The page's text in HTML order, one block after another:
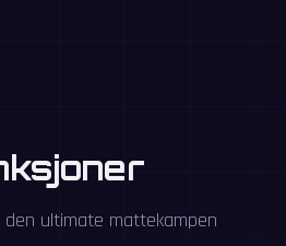
ultimate mattekampen